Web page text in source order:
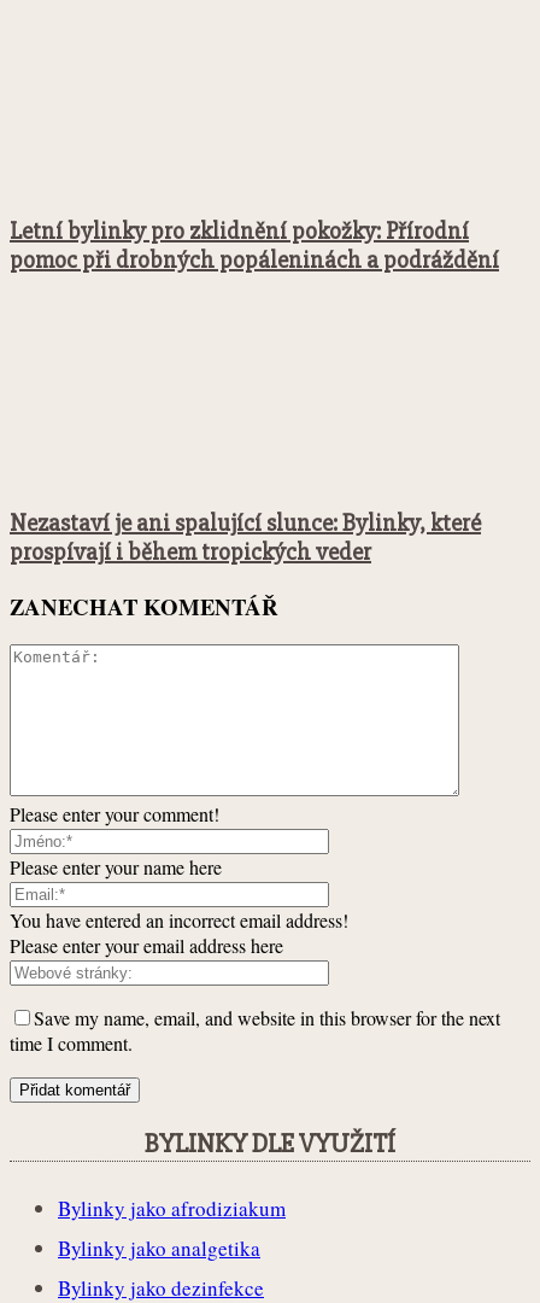
Letní bylinky pro zklidnění pokožky: Přírodní
pomoc při drobných popáleninách a podráždění
Nezastaví je ani spalující slunce: Bylinky, které
prospívají i během tropických veder
ZANECHAT KOMENTÁŘ
Please enter your comment!
Please enter your name here
You have entered an incorrect email address!
Please enter your email address here
Save my name, email, and website in this browser for the next
time I comment.
BYLINKY DLE VYUŽITÍ
Bylinky jako afrodiziakum
Bylinky jako analgetika
Bylinky jako dezinfekce